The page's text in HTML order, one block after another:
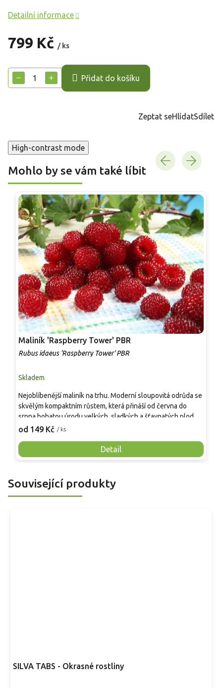
799 Kč / ks
cena:
+
− Přidat do košíku
Detailní informace
Zeptat seHlídatSdílet
High-contrast mode
Mohlo by se vám také líbit
Maliník 'Raspberry Tower' PBR
Rubus idaeus 'Raspberry Tower' PBR
Skladem
od 149 Kč / ks
Detail
Nejoblíbenější maliník na trhu. Moderní sloupovitá odrůda se
skvělým kompaktním růstem, která přináší od června do
srpna bohatou úrodu velkých, sladkých a šťavnatých plodů.
Pevné vzpřímené výhony tvoří elegantní habitus bez
Mrazuvzdornost do −25 °C a spolehlivá vitalita z něj dělají
skvělou volbu pro každého pěstitele.
Související produkty
SILVA TABS - Okrasné rostliny